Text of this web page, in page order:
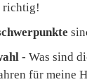
richtig!
- Was sind
für meine